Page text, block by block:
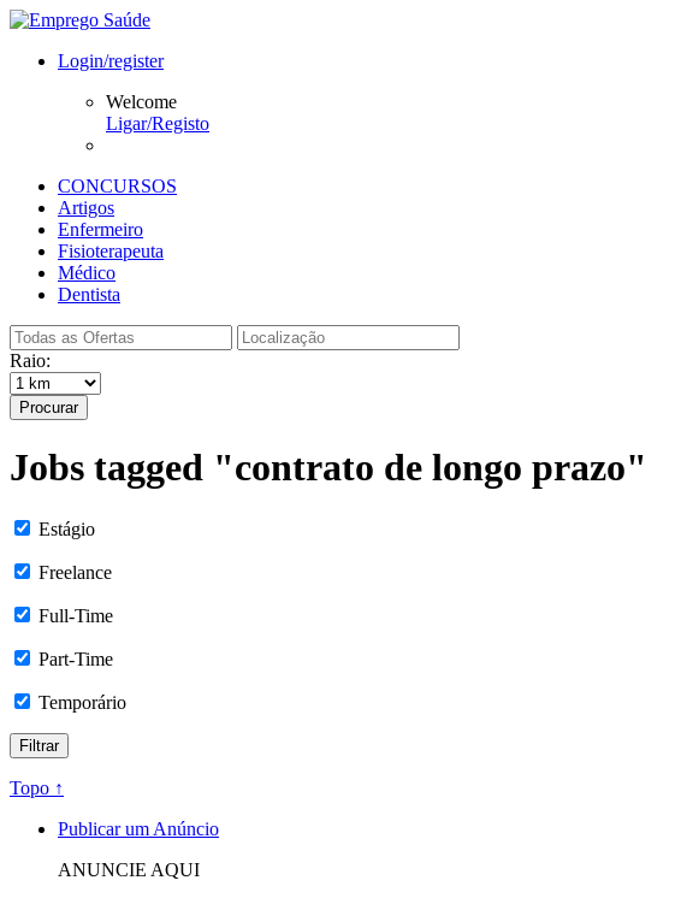
Login/register
Welcome
Ligar/Registo
CONCURSOS
Artigos
Enfermeiro
Fisioterapeuta
Médico
Dentista
Raio:
Procurar
Jobs tagged "contrato de longo prazo"
Estágio
Freelance
Full-Time
Part-Time
Temporário
Topo ↑
Publicar um Anúncio
ANUNCIE AQUI